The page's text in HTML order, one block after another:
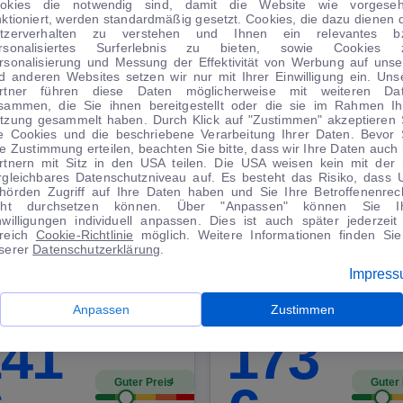
13
EcoSport
Guter Preis4
1|25
Seat Ibiza
·Automatik
Finanzierung
173 Guter
die notwendig sind, damit die Website wie
werden standardmäßig gesetzt. Cookies, die dazu dienen
zu verstehen und Ihnen ein relevantes
Surferlebnis zu bieten, sowie Cookies
und Messung der Effektivität von Werbung auf
anderen Websites setzen wir nur mit Ihrer Einwilligung ein.
führen diese Daten möglicherweise mit weiteren
die Sie ihnen bereitgestellt oder die sie im Rahmen
gesammelt haben. Durch Klick auf "Zustimmen" akzeptieren
Cookies und die beschriebene Verarbeitung Ihrer Daten. Bevor
Zustimmung erteilen, beachten Sie bitte, dass wir Ihre Daten auch
mit Sitz in den USA teilen. Die USA weisen kein mit der
Datenschutzniveau auf. Es besteht das Risiko, dass
Zugriff auf Ihre Daten haben und Sie Ihre
durchsetzen können. Über "Anpassen" können Sie
individuell anpassen. Dies ist auch später jederzeit
Cookie-Richtlinie möglich. Weitere Informationen finden
Datenschutzerklärung
Anpassen Zustimmen